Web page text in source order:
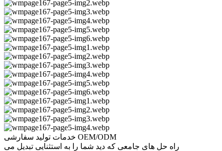
خدمات تولید سفارشی OEM/ODM
راه حل های جامعی که دید شما را به استثنایی تبدیل می